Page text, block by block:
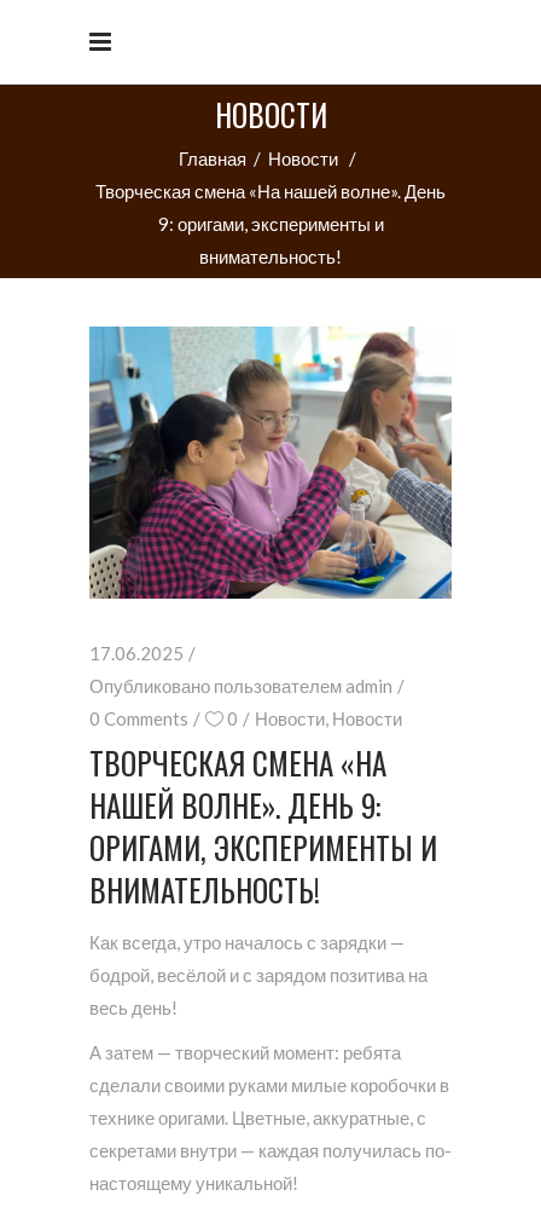
НОВОСТИ
Главная / Новости /
Творческая смена «На нашей волне». День
9: оригами, эксперименты и
внимательность!
17.06.2025
Опубликовано пользователемadmin
0 Comments
0 Новости, Новости
ТВОРЧЕСКАЯ СМЕНА «НА
НАШЕЙ ВОЛНЕ». ДЕНЬ 9:
ОРИГАМИ, ЭКСПЕРИМЕНТЫ И
ВНИМАТЕЛЬНОСТЬ!
Как всегда, утро началось с зарядки —
бодрой, весёлой и с зарядом позитива на
весь день!
А затем — творческий момент: ребята
сделали своими руками милые коробочки в
технике оригами. Цветные, аккуратные, с
секретами внутри — каждая получилась по-
настоящему уникальной!